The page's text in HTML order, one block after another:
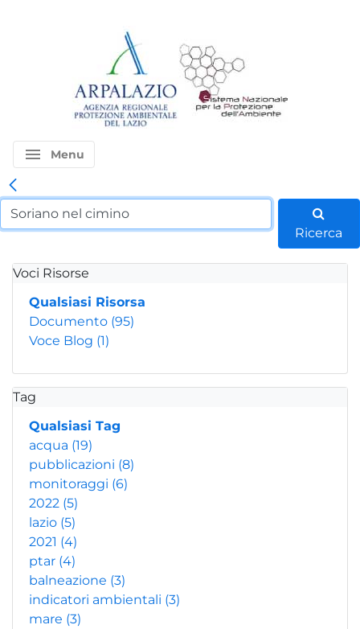
menu Menu
Ricerca
Voci Risorse
Qualsiasi Risorsa
Documento (95)
Voce Blog (1)
Tag
Qualsiasi Tag
acqua (19)
pubblicazioni (8)
monitoraggi (6)
2022 (5)
lazio (5)
2021 (4)
ptar (4)
balneazione (3)
indicatori ambientali (3)
mare (3)